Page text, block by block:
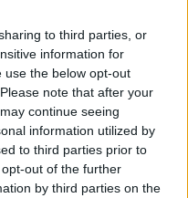
to third parties, or
information for
use the below opt-out
note that after your
continue seeing
information utilized by
to third parties prior to
out of the further
by third parties on the
a Queen 1986-
filmet, amely
Bővebben...